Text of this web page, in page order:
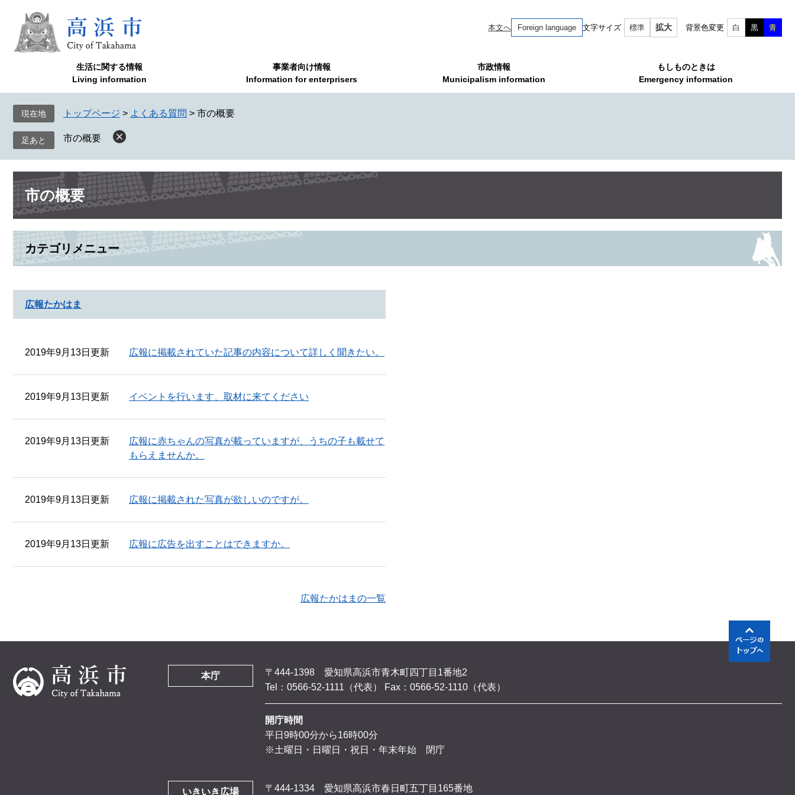
で
ば
へ
本文へ Foreign language 文字サイズ 標準 拡大 背景色変更 白 黒 青
生活に関する情報
Living information
事業者向け情報
Information for enterprisers
市政情報
Municipalism information
もしものときは
Emergency information
現在地 トップページ > よくある質問 > 市の概要
市の概要
本
文 市の概要
カテゴリメニュー
広報たかはま
2019年9月13日更新 広報に掲載されていた記事の内容について詳しく聞きたい。
2019年9月13日更新 イベントを行います、取材に来てください
2019年9月13日更新
広報に赤ちゃんの写真が載っていますが、うちの子も載せて
もらえませんか。
2019年9月13日更新 広報に掲載された写真が欲しいのですが。
2019年9月13日更新 広報に広告を出すことはできますか。
広報たかはまの一覧
本庁
〒444-1398 愛知県高浜市青木町四丁目1番地2
Tel：0566-52-1111（代表）
Fax：0566-52-1110（代表）
開庁時間
平日9時00分から16時00分
※土曜日・日曜日・祝日・年末年始 閉庁
いきいき広場 〒444-1334 愛知県高浜市春日町五丁目165番地